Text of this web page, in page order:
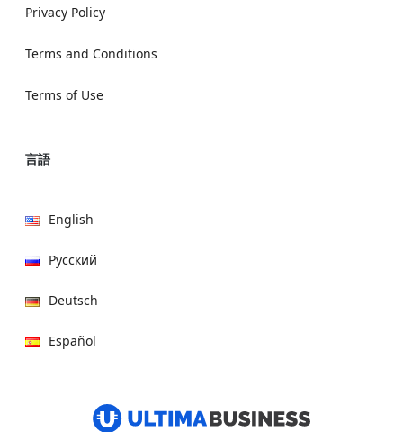
Privacy Policy
Terms and Conditions
Terms of Use
言語
English
Русский
Deutsch
Español